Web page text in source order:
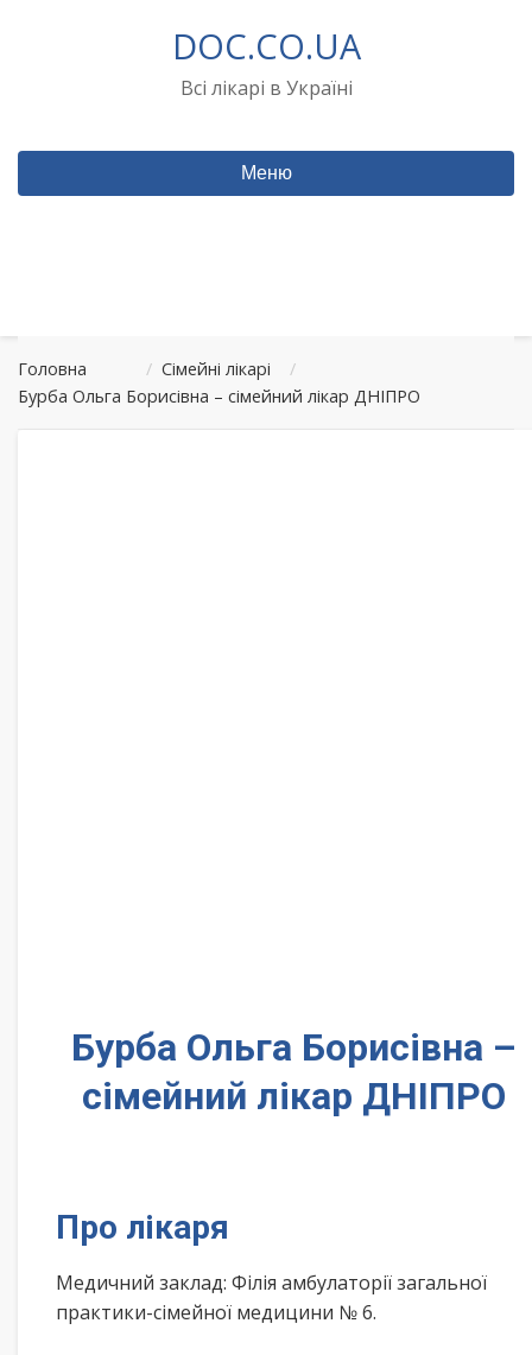
DOC.CO.UA
Всі лікарі в Україні
Меню
Головна / Сімейні лікарі
/
Бурба Ольга Борисівна – сімейний лікар ДНІПРО
Бурба Ольга Борисівна –
сімейний лікар ДНІПРО
Про лікаря
Медичний заклад: Філія амбулаторії загальної
практики-сімейної медицини № 6.